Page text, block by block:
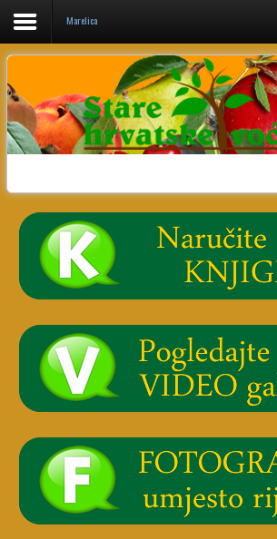
Marelica